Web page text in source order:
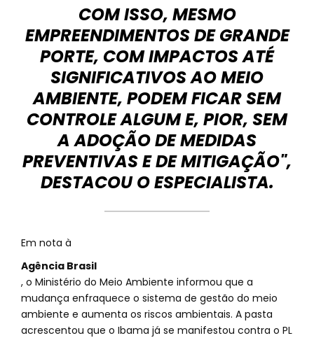
COM ISSO, MESMO
EMPREENDIMENTOS DE GRANDE
PORTE, COM IMPACTOS ATÉ
SIGNIFICATIVOS AO MEIO
AMBIENTE, PODEM FICAR SEM
CONTROLE ALGUM E, PIOR, SEM
A ADOÇÃO DE MEDIDAS
PREVENTIVAS E DE MITIGAÇÃO",
DESTACOU O ESPECIALISTA.
Em nota à
Agência Brasil
, o Ministério do Meio Ambiente informou que a
mudança enfraquece o sistema de gestão do meio
ambiente e aumenta os riscos ambientais. A pasta
acrescentou que o Ibama já se manifestou contra o PL